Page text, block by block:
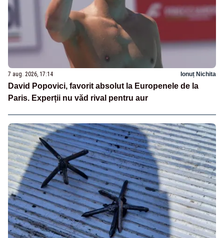
7 aug. 2026, 17:14 Ionuț Nichita
David Popovici, favorit absolut la Europenele de la
Paris. Experții nu văd rival pentru aur